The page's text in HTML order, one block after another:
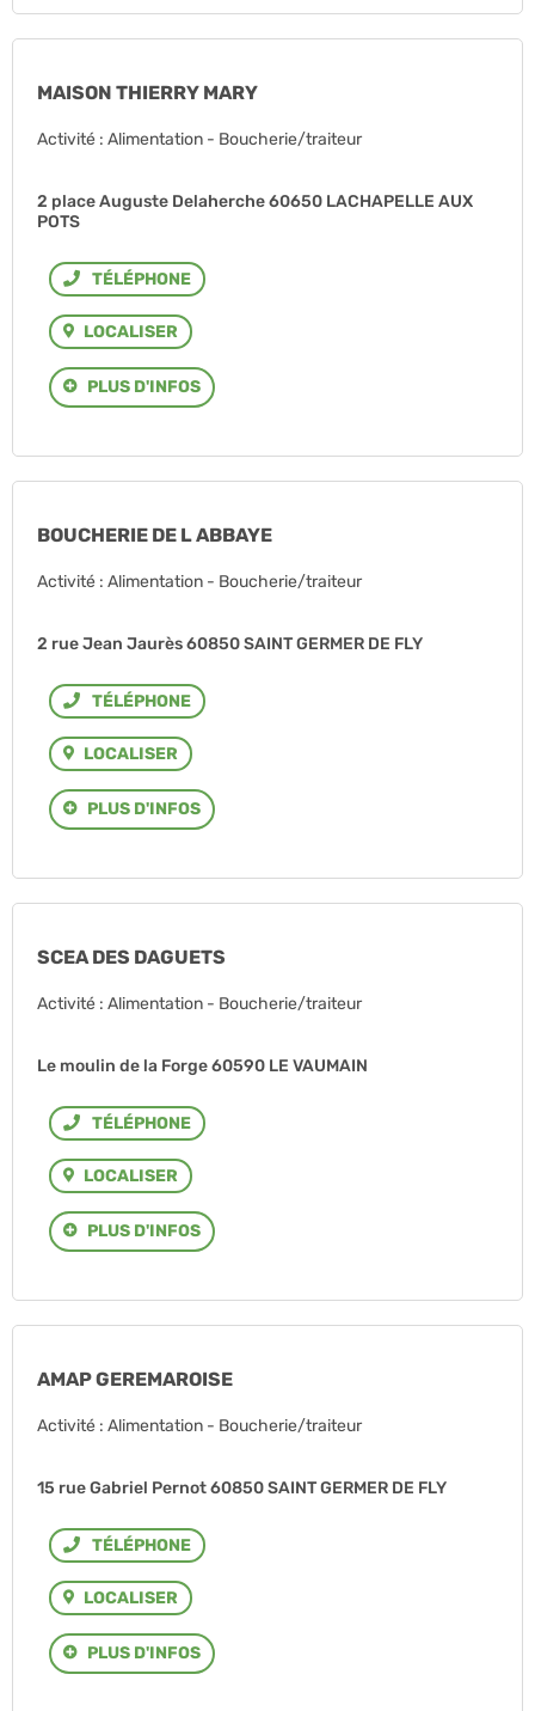
MAISON THIERRY MARY
Activité : Alimentation - Boucherie/traiteur
2 place Auguste Delaherche 60650 LACHAPELLE AUX
POTS
Téléphone
LOCALISER
PLUS D'INFOS
BOUCHERIE DE L ABBAYE
Activité : Alimentation - Boucherie/traiteur
2 rue Jean Jaurès 60850 SAINT GERMER DE FLY
Téléphone
LOCALISER
PLUS D'INFOS
SCEA DES DAGUETS
Activité : Alimentation - Boucherie/traiteur
Le moulin de la Forge 60590 LE VAUMAIN
Téléphone
LOCALISER
PLUS D'INFOS
AMAP GEREMAROISE
Activité : Alimentation - Boucherie/traiteur
15 rue Gabriel Pernot 60850 SAINT GERMER DE FLY
Téléphone
LOCALISER
PLUS D'INFOS